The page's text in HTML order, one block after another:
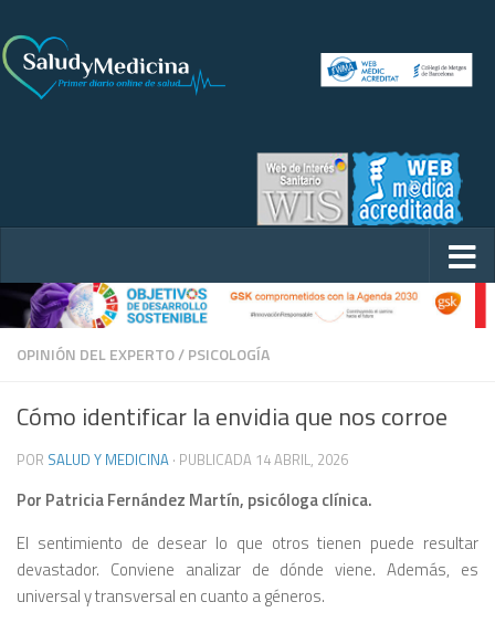
OPINIÓN DEL EXPERTO/PSICOLOGÍA
Cómo identificar la envidia que nos corroe
POR SALUD Y MEDICINA · PUBLICADA 14 ABRIL, 2026
Por Patricia Fernández Martín, psicóloga clínica.
El sentimiento de desear lo que otros tienen puede resultar
devastador. Conviene analizar de dónde viene. Además, es
universal y transversal en cuanto a géneros.